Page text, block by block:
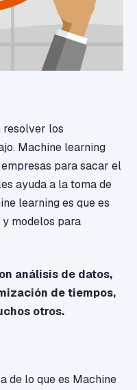
resolver los
Machine learning
para sacar el
ayuda a la toma de
learning es que es
modelos para
análisis de datos,
de tiempos,
otros.
de lo que es Machine